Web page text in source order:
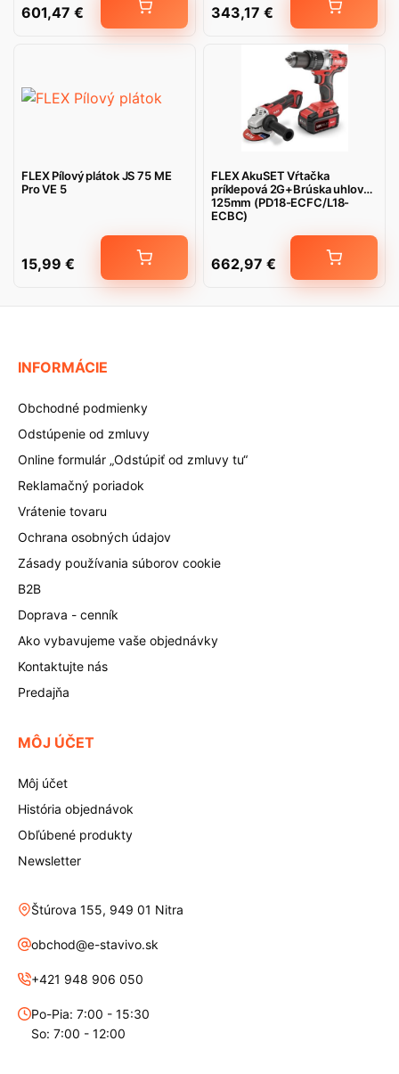
601,47 € 343,17 €
FLEX Pílový plátok JS 75 ME
Pro VE 5
15,99 €
FLEX AkuSET Vŕtačka
príklepová 2G+Brúska uhlová
125mm (PD18-ECFC/L18-
ECBC)
662,97 €
INFORMÁCIE
Obchodné podmienky
Odstúpenie od zmluvy
Online formulár „Odstúpiť od zmluvy tu“
Reklamačný poriadok
Vrátenie tovaru
Ochrana osobných údajov
Zásady používania súborov cookie
B2B
Doprava - cenník
Ako vybavujeme vaše objednávky
Kontaktujte nás
Predajňa
MÔJ ÚČET
Môj účet
História objednávok
Obľúbené produkty
Newsletter
Štúrova 155, 949 01 Nitra
obchod@e-stavivo.sk
+421 948 906 050
Po-Pia: 7:00 - 15:30
So: 7:00 - 12:00